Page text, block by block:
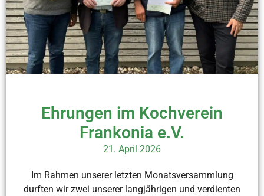
Ehrungen im Kochverein
Frankonia e.V.
21. April 2026
Im Rahmen unserer letzten Monatsversammlung
durften wir zwei unserer langjährigen und verdienten